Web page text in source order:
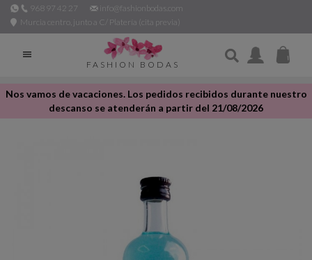
968 97 42 27
info@fashionbodas.com
Murcia centro, junto a C/ Platería (cita previa)

FASHION BODAS
Nos vamos de vacaciones. Los pedidos recibidos durante nuestro
descanso se atenderán a partir del 21/08/2026